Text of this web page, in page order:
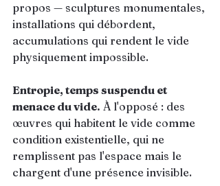
propos — sculptures monumentales,
installations qui débordent,
accumulations qui rendent le vide
physiquement impossible.
Entropie, temps suspendu et
menace du vide. À l'opposé : des
œuvres qui habitent le vide comme
condition existentielle, qui ne
remplissent pas l'espace mais le
chargent d'une présence invisible.